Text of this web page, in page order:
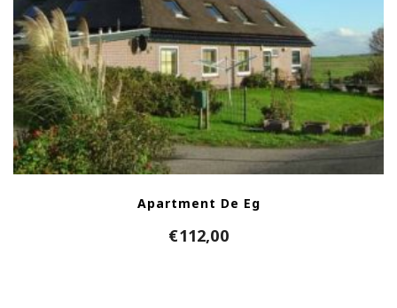
Apartment De Eg
€112,00